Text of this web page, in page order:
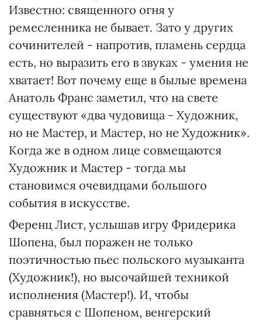
Известно: священного огня у
ремесленника не бывает. Зато у других
сочинителей - напротив, пламень сердца
есть, но выразить его в звуках - умения не
хватает! Вот почему еще в былые времена
Анатоль Франс заметил, что на свете
существуют «два чудовища - Художник,
но не Мастер, и Мастер, но не Художник».
Когда же в одном лице совмещаются
Художник и Мастер - тогда мы
становимся очевидцами большого
события в искусстве.
Ференц Лист, услышав игру Фридерика
Шопена, был поражен не только
поэтичностью пьес польского музыканта
(Художник!), но высочайшей техникой
исполнения (Мастер!). И, чтобы
сравняться с Шопеном, венгерский